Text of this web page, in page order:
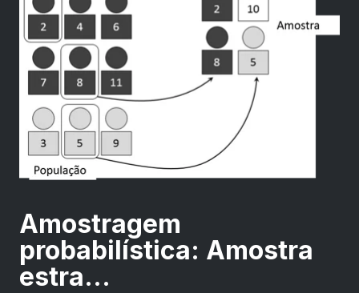
Amostragem
probabilística: Amostra
estra...